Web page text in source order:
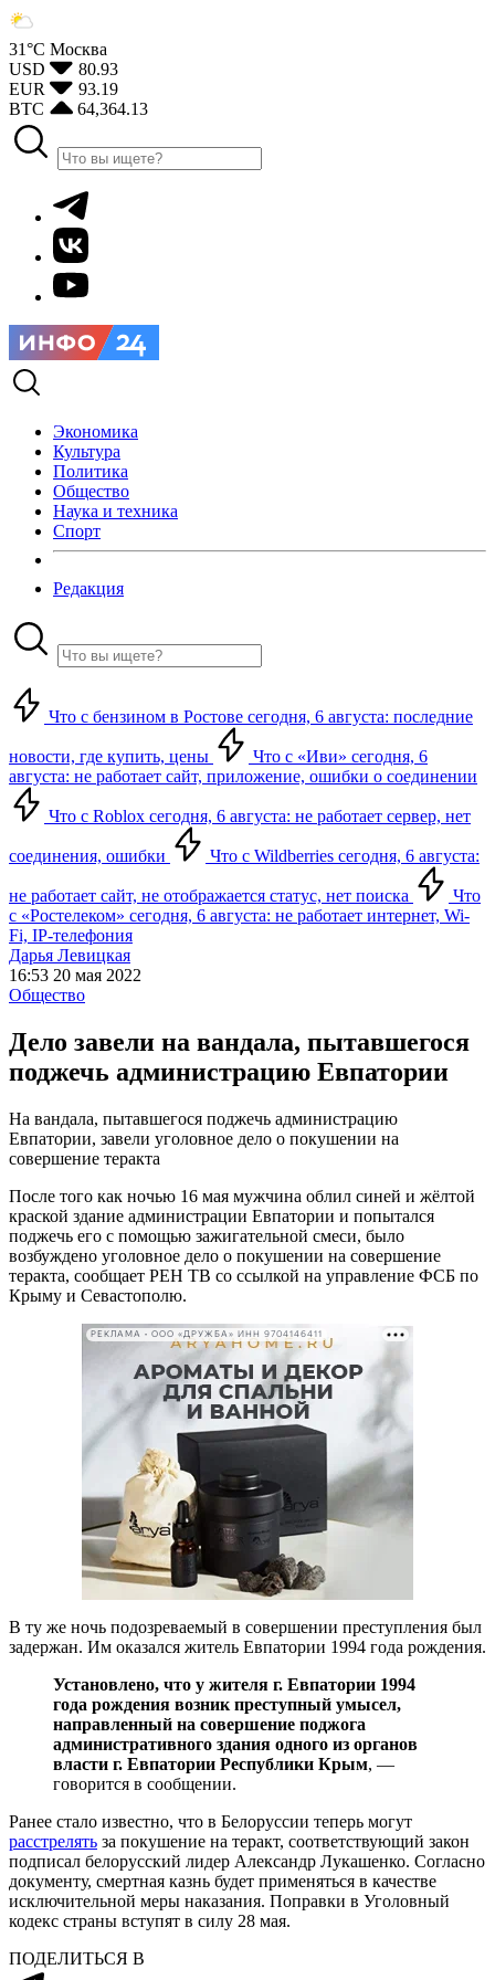
31°С Москва
USD
80.93
EUR
93.19
BTC
64,364.13
Экономика
Культура
Политика
Общество
Наука и техника
Спорт
Редакция
Что с бензином в Ростове сегодня, 6 августа: последние
новости, где купить, цены
Что с «Иви» сегодня, 6
августа: не работает сайт, приложение, ошибки о соединении
Что с Roblox сегодня, 6 августа: не работает сервер, нет
соединения, ошибки Что с Wildberries сегодня, 6 августа:
не работает сайт, не отображается статус, нет поиска
Что
с «Ростелеком» сегодня, 6 августа: не работает интернет, Wi-
Fi, IP-телефония
Дарья Левицкая
16:53 20 мая 2022
Общество
Дело завели на вандала, пытавшегося
поджечь администрацию Евпатории
На вандала, пытавшегося поджечь администрацию
Евпатории, завели уголовное дело о покушении на
совершение теракта
После того как ночью 16 мая мужчина облил синей и жёлтой
краской здание администрации Евпатории и попытался
поджечь его с помощью зажигательной смеси, было
возбуждено уголовное дело о покушении на совершение
теракта, сообщает РЕН ТВ со ссылкой на управление ФСБ по
Крыму и Севастополю.
РЕКЛАМА • ООО «ДРУЖБА» ИНН 9704146411
В ту же ночь подозреваемый в совершении преступления был
задержан. Им оказался житель Евпатории 1994 года рождения.
Установлено, что у жителя г. Евпатории 1994
года рождения возник преступный умысел,
направленный на совершение поджога
административного здания одного из органов
власти г. Евпатории Республики Крым, —
говорится в сообщении.
Ранее стало известно, что в Белоруссии теперь могут
расстрелять за покушение на теракт, соответствующий закон
подписал белорусский лидер Александр Лукашенко. Согласно
документу, смертная казнь будет применяться в качестве
исключительной меры наказания. Поправки в Уголовный
кодекс страны вступят в силу 28 мая.
ПОДЕЛИТЬСЯ В